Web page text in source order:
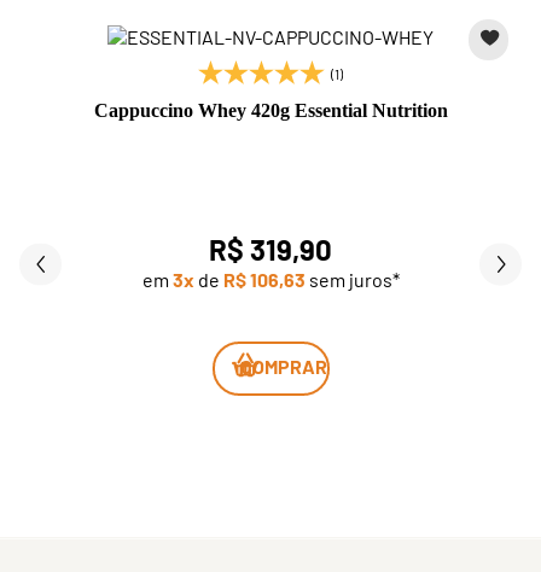
(1)
Cappuccino Whey 420g Essential Nutrition
R$ 319,90
em 3x de R$ 106,63 sem juros*
COMPRAR